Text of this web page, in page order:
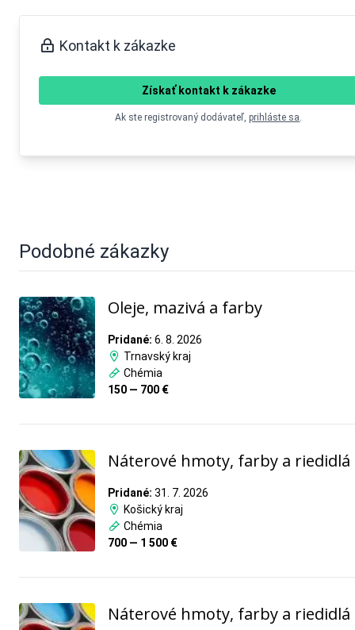
Kontakt k zákazke
Získať kontakt k zákazke
Ak ste registrovaný dodávateľ, prihláste sa.
Podobné zákazky
Oleje, mazivá a farby
Pridané: 6. 8. 2026
Trnavský kraj
Chémia
150 — 700 €
Náterové hmoty, farby a riedidlá
Pridané: 31. 7. 2026
Košický kraj
Chémia
700 — 1 500 €
Náterové hmoty, farby a riedidlá